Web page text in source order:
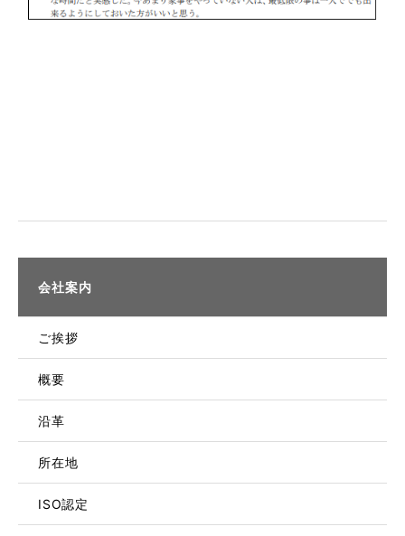
会社案内
ご挨拶
概要
沿革
所在地
ISO認定